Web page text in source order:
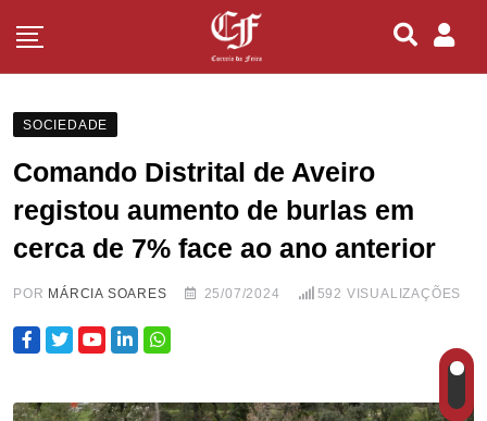
SOCIEDADE
Comando Distrital de Aveiro
registou aumento de burlas em
cerca de 7% face ao ano anterior
POR MÁRCIA SOARES 25/07/2024 592 VISUALIZAÇÕES